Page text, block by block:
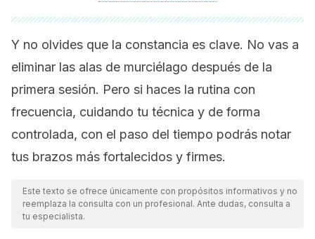
Y no olvides que la constancia es clave. No vas a
eliminar las alas de murciélago después de la
primera sesión. Pero si haces la rutina con
frecuencia, cuidando tu técnica y de forma
controlada, con el paso del tiempo podrás notar
tus brazos más fortalecidos y firmes.
Este texto se ofrece únicamente con propósitos informativos y no
reemplaza la consulta con un profesional. Ante dudas, consulta a
tu especialista.